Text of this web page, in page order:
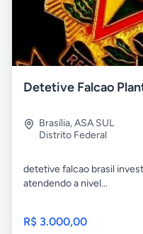
Detetive Falcao
Brasília,ASA SUL
Distrito Federal
detetive falcao brasil
atendendo a nivel...
R$ 3.000,00